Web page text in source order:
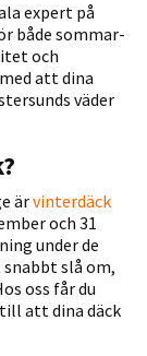
expert på
både sommar-
och
att dina
väder
ärvinterdäck
och 31
under de
snabbt slå om,
oss får du
att dina däck